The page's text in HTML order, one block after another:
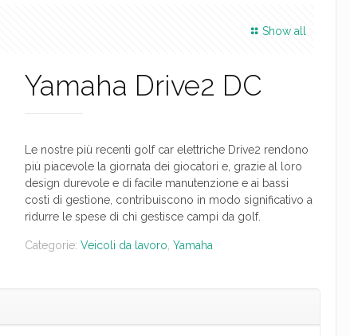
Show all
Yamaha Drive2 DC
Le nostre più recenti golf car elettriche Drive2 rendono
più piacevole la giornata dei giocatori e, grazie al loro
design durevole e di facile manutenzione e ai bassi
costi di gestione, contribuiscono in modo significativo a
ridurre le spese di chi gestisce campi da golf.
Categorie:Veicoli da lavoro ,Yamaha